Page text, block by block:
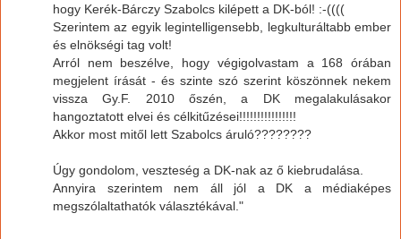
hogy Kerék-Bárczy Szabolcs kilépett a DK-ból! :-((((
Szerintem az egyik legintelligensebb, legkulturáltabb ember
és elnökségi tag volt!
Arról nem beszélve, hogy végigolvastam a 168 órában
megjelent írását - és szinte szó szerint köszönnek nekem
vissza Gy.F. 2010 őszén, a DK megalakulásakor
hangoztatott elvei és célkitűzései!!!!!!!!!!!!!!!!
Akkor most mitől lett Szabolcs áruló????????
Úgy gondolom, veszteség a DK-nak az ő kiebrudalása.
Annyira szerintem nem áll jól a DK a médiaképes
megszólaltathatók választékával."